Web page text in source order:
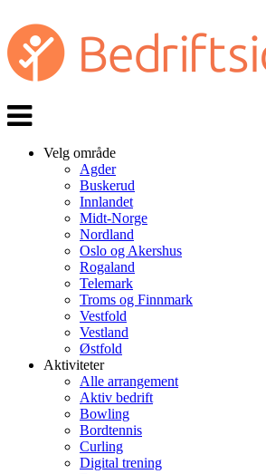
Veksle
navigasjon
Velg område
Agder
Buskerud
Innlandet
Midt-Norge
Nordland
Oslo og Akershus
Rogaland
Telemark
Troms og Finnmark
Vestfold
Vestland
Østfold
Aktiviteter
Alle arrangement
Aktiv bedrift
Bowling
Bordtennis
Curling
Digital trening